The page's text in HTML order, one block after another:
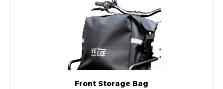
Front Storage Bag